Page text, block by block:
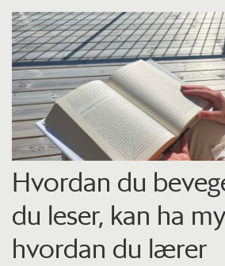
Hvordan du
du leser, kan ha
hvordan du lærer